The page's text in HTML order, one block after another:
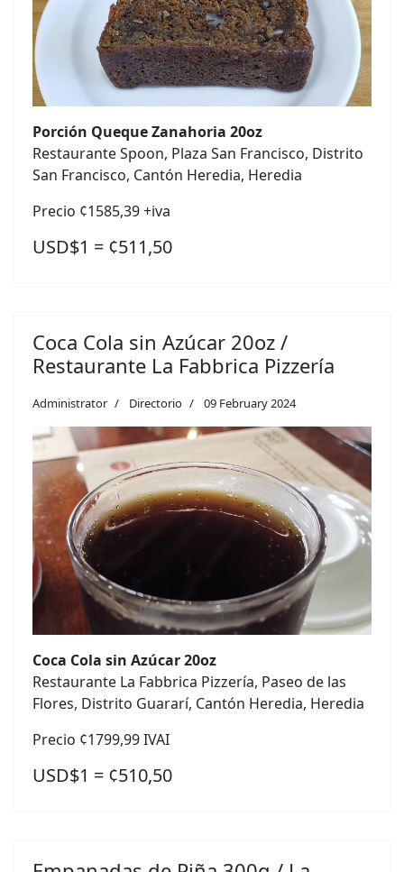
Porción Queque Zanahoria 20oz
Restaurante Spoon, Plaza San Francisco, Distrito
San Francisco, Cantón Heredia, Heredia
Precio ¢1585,39 +iva
USD$1 = ¢511,50
Coca Cola sin Azúcar 20oz /
Restaurante La Fabbrica Pizzería
Administrator Directorio 09 February 2024
Coca Cola sin Azúcar 20oz
Restaurante La Fabbrica Pizzería, Paseo de las
Flores, Distrito Guararí, Cantón Heredia, Heredia
Precio ¢1799,99 IVAI
USD$1 = ¢510,50